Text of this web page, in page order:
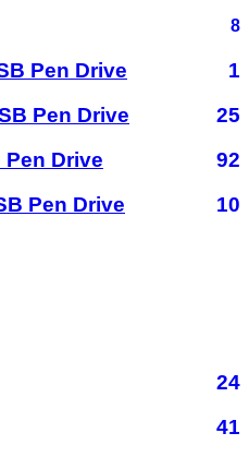
8
Pen Drive
1
Pen Drive
25
Drive
92
Pen Drive
10
24
41